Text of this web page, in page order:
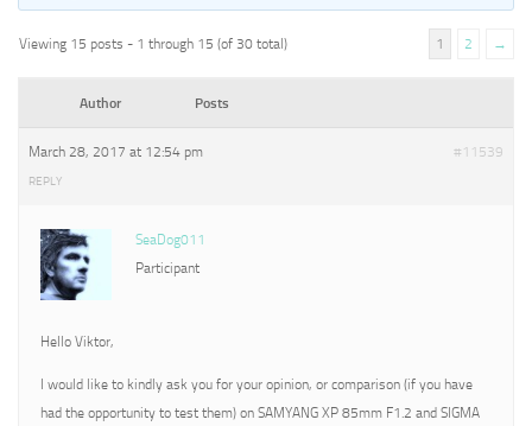
Viewing 15 posts - 1 through 15 (of 30 total) 1 2 →
Author Posts
March 28, 2017 at 12:54 pm #11539
REPLY
SeaDog011
Participant
Hello Viktor,
I would like to kindly ask you for your opinion, or comparison (if you have
had the opportunity to test them) on SAMYANG XP 85mm F1.2 and SIGMA